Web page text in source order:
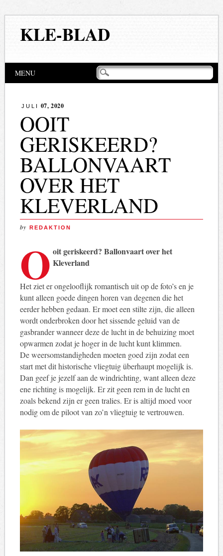
KLE-BLAD
Hoofdmenu
MENU
JULI 07, 2020
OOIT
GERISKEERD?
BALLONVAART
OVER HET
KLEVERLAND
by REDAKTION
O oit geriskeerd? Ballonvaart over het
Kleverland
Het ziet er ongelooflijk romantisch uit op de foto’s en je
kunt alleen goede dingen horen van degenen die het
eerder hebben gedaan. Er moet een stilte zijn, die alleen
wordt onderbroken door het sissende geluid van de
gasbrander wanneer deze de lucht in de behuizing moet
opwarmen zodat je hoger in de lucht kunt klimmen.
De weersomstandigheden moeten goed zijn zodat een
start met dit historische vliegtuig überhaupt mogelijk is.
Dan geef je jezelf aan de windrichting, want alleen deze
ene richting is mogelijk. Er zit geen rem in de lucht en
zoals bekend zijn er geen tralies. Er is altijd moed voor
nodig om de piloot van zo’n vliegtuig te vertrouwen.